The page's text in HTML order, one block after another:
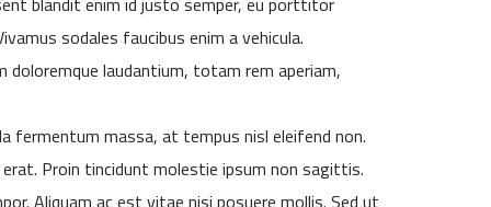
sodales faucibus enim a vehicula.
laudantium, totam rem aperiam,
fermentum massa, at tempus nisl eleifend non.
Proin tincidunt molestie ipsum non sagittis.
Aliquam ac est vitae nisi posuere mollis. Sed ut